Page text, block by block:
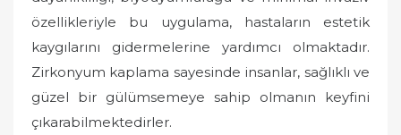
özellikleriyle bu uygulama, hastaların estetik
kaygılarını gidermelerine yardımcı olmaktadır.
Zirkonyum kaplama sayesinde insanlar, sağlıklı ve
güzel bir gülümsemeye sahip olmanın keyfini
çıkarabilmektedirler.